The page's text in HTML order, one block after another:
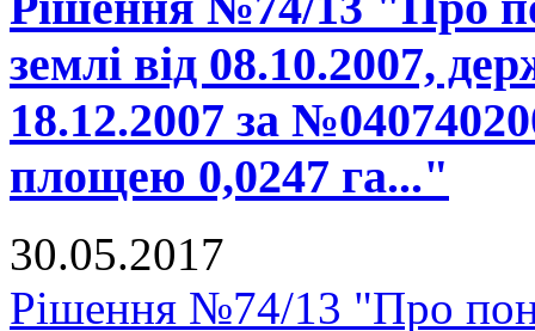
землі від 08.10.2007,
18.12.2007 за
площею 0,0247 га..."
30.05.2017
Рішення №74/13 "Про